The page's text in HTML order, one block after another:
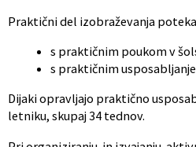
Praktični del izobraževanja
s praktičnim poukom v
s praktičnim
Dijaki opravljajo praktično
letniku, skupaj 34 tednov.